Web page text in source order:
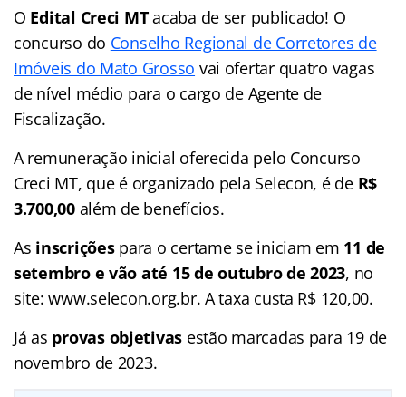
O Edital Creci MTacaba de ser publicado! O
concurso do Conselho Regional de Corretores de
Imóveis do Mato Grosso vai ofertar quatro vagas
de nível médio para o cargo de Agente de
Fiscalização.
A remuneração inicial oferecida pelo Concurso
Creci MT, que é organizado pela Selecon, é deR$
3.700,00além de benefícios.
As inscriçõespara o certame se iniciam em 11 de
setembro e vão até 15 de outubro de 2023, no
site: www.selecon.org.br. A taxa custa R$ 120,00.
Já as provas objetivas estão marcadas para 19 de
novembro de 2023.